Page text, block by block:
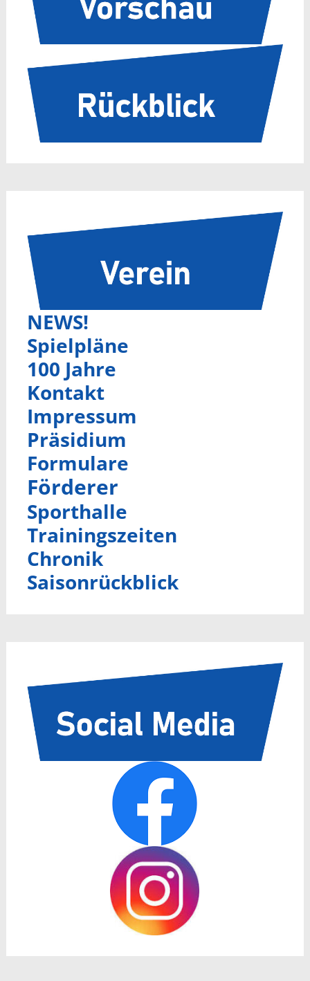
NEWS!
Spielpläne
100 Jahre
Kontakt
Impressum
Präsidium
Formulare
Förderer
Sporthalle
Trainingszeiten
Chronik
Saisonrückblick